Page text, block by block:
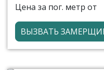
Цена за пог. метр от
ВЫЗВАТЬ